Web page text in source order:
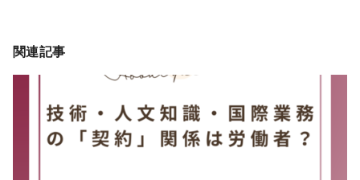
関連記事